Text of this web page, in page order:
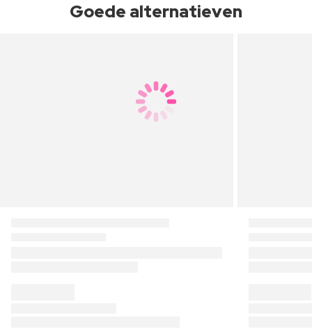
Goede alternatieven